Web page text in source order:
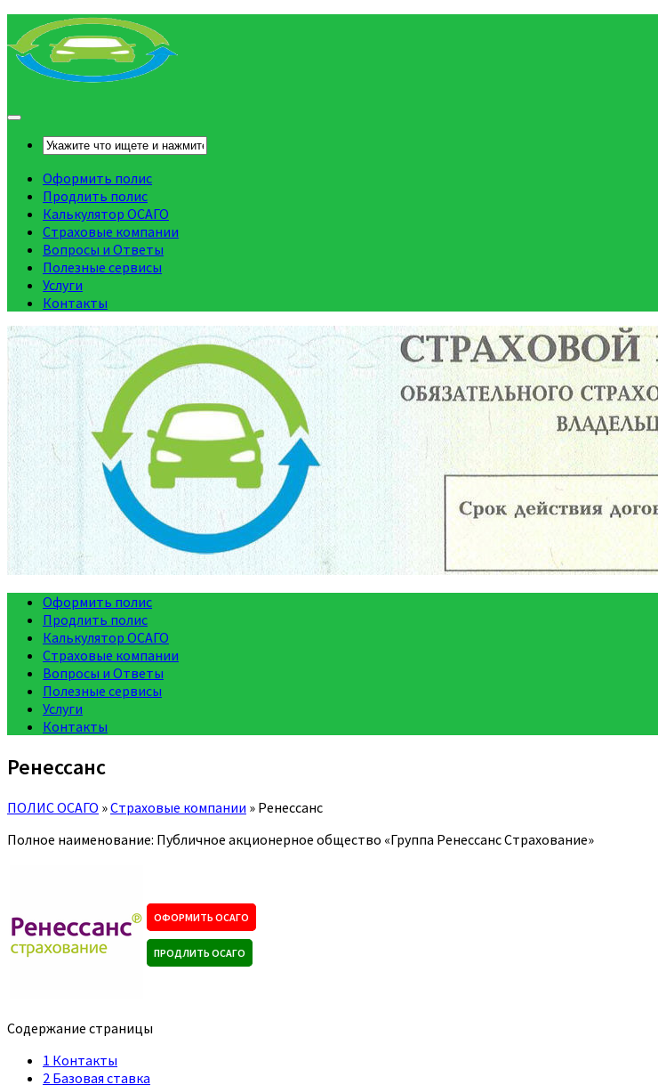
Оформить полис
Продлить полис
Калькулятор ОСАГО
Страховые компании
Вопросы и Ответы
Полезные сервисы
Услуги
Контакты
Оформить полис
Продлить полис
Калькулятор ОСАГО
Страховые компании
Вопросы и Ответы
Полезные сервисы
Услуги
Контакты
Ренессанс
ПОЛИС ОСАГО »Страховые компании » Ренессанс
Полное наименование: Публичное акционерное общество «Группа Ренессанс Страхование»
ОФОРМИТЬ ОСАГО
ПРОДЛИТЬ ОСАГО
Содержание страницы
1 Контакты
2 Базовая ставка